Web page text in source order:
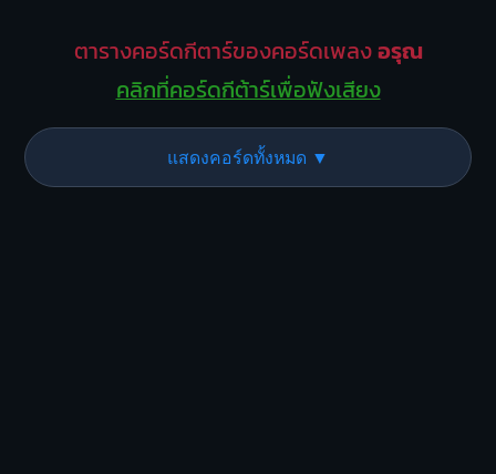
ตารางคอร์ดกีตาร์ของคอร์ดเพลงอรุณ
คลิกที่คอร์ดกีต้าร์เพื่อฟังเสียง
แสดงคอร์ดทั้งหมด ▼